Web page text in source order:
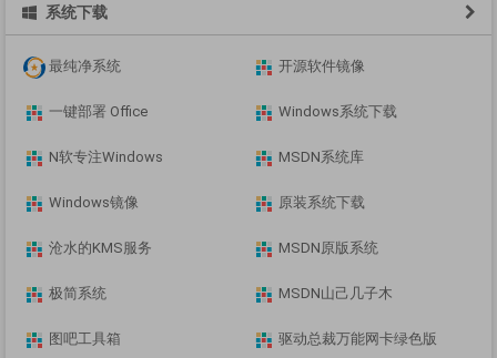
系统下载
最纯净系统 开源软件镜像
一键部署 Office Windows系统下载
N软专注Windows MSDN系统库
Windows镜像 原装系统下载
沧水的KMS服务 MSDN原版系统
极简系统 MSDN山己几子木
图吧工具箱 驱动总裁万能网卡绿色版